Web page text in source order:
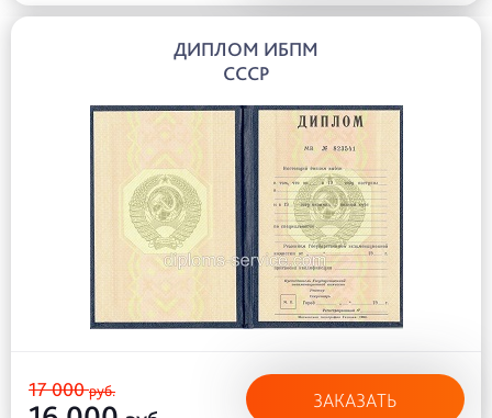
ДИПЛОМ ИБПМ
СССР
17 000руб. ЗАКАЗАТЬ